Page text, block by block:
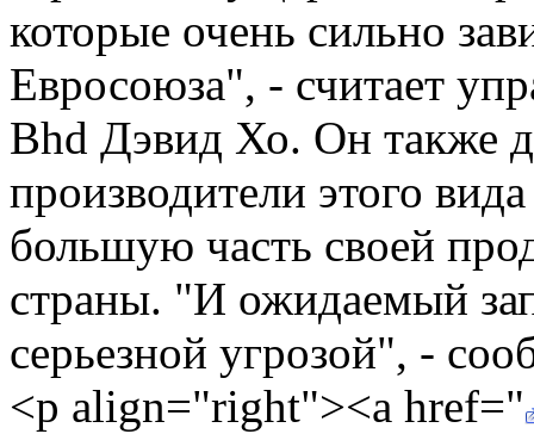
которые очень сильно
Евросоюза", - считает
Bhd Дэвид Хо. Он также
производители этого
большую часть своей
страны. "И ожидаемый
серьезной угрозой", -
<p align="right"><a href="